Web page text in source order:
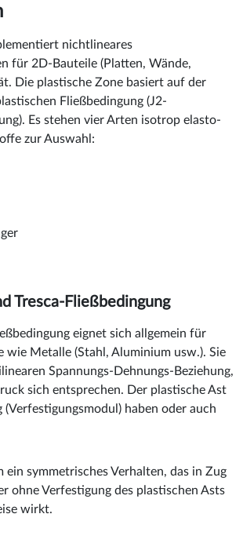
nichtlineares
für 2D-Bauteile (Platten, Wände,
Die plastische Zone basiert auf der
Fließbedingung (J2-
Es stehen vier Arten isotrop elasto-
zur Auswahl:
Tresca-Fließbedingung
eignet sich allgemein für
Metalle (Stahl, Aluminium usw.). Sie
Spannungs-Dehnungs-Beziehung,
sich entsprechen. Der plastische Ast
(Verfestigungsmodul) haben oder auch
ein symmetrisches Verhalten, das in Zug
ohne Verfestigung des plastischen Asts
wirkt.